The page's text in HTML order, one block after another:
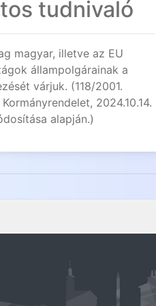
tudnivaló
magyar, illetve az EU
állampolgárainak a
várjuk. (118/2001.
2024.10.14.
alapján.)